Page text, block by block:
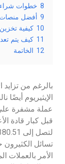
8 خطوات شراء
9 أفضل منصات
10 كيفية
11 كيف يتم
12 الخاتمة
بالرغم من تزايد
الإيثيريوم أيضًا
عملة مشفرة
قبل كبار قادة
تسائل الكثيرون
الأمر بالعملات